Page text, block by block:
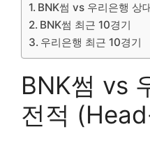
BNK썸 vs 우리은행
BNK썸 최근 10경기
우리은행 최근 10경기
BNK썸 vs
전적